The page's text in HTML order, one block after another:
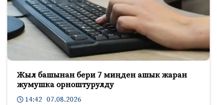
Жыл башынан бери 7 миңден ашык жаран
жумушка орноштурулду
14:42 07.08.2026